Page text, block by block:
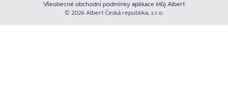
Všeobecné obchodní podmínky aplikace Můj Albert
© 2026 Albert Česká republika, s.r.o.